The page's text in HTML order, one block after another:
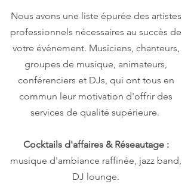
Nous avons une liste épurée des artistes
professionnels nécessaires au succès de
votre événement. Musiciens, chanteurs,
groupes de musique, animateurs,
conférenciers et DJs, qui ont tous en
commun leur motivation d'offrir des
services de qualité supérieure. ​
Cocktails d'affaires & Réseautage :
musique d'ambiance raffinée, jazz band,
DJ lounge.